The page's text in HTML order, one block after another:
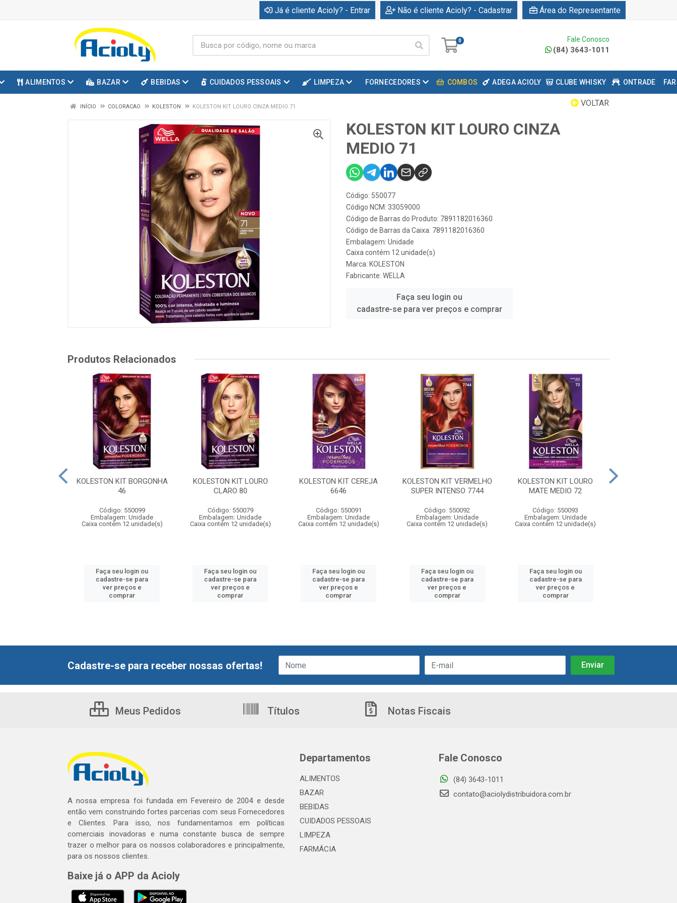
Já é cliente Acioly? - Entrar Não é cliente Acioly? - Cadastrar Área do Representante
0 Fale Conosco
(84) 3643-1011
ALIMENTOS BAZAR BEBIDAS CUIDADOS PESSOAIS LIMPEZA FORNECEDORES COMBOS ADEGA ACIOLY CLUBE WHISKY ONTRADE
VOLTAR
INÍCIO COLORACAO KOLESTON KOLESTON KIT LOURO CINZA MEDIO 71
KOLESTON KIT LOURO CINZA
MEDIO 71
Código: 550077
Código NCM: 33059000
Código de Barras do Produto: 7891182016360
Código de Barras da Caixa: 7891182016360
Embalagem: Unidade
Caixa contém 12 unidade(s)
Marca: KOLESTON
Fabricante: WELLA
Faça seu login ou
cadastre-se para ver preços e comprar
Produtos Relacionados
KOLESTON KIT BORGONHA
46
Código: 550099
Embalagem: Unidade
Caixa contém 12 unidade(s)
Faça seu login ou
cadastre-se para
ver preços e
comprar
KOLESTON KIT LOURO
CLARO 80
Código: 550079
Embalagem: Unidade
Caixa contém 12 unidade(s)
Faça seu login ou
cadastre-se para
ver preços e
comprar
KOLESTON KIT CEREJA
6646
Código: 550091
Embalagem: Unidade
Caixa contém 12 unidade(s)
Faça seu login ou
cadastre-se para
ver preços e
comprar
KOLESTON KIT VERMELHO
SUPER INTENSO 7744
Código: 550092
Embalagem: Unidade
Caixa contém 12 unidade(s)
Faça seu login ou
cadastre-se para
ver preços e
comprar
KOLESTON KIT LOURO
MATE MEDIO 72
Código: 550093
Embalagem: Unidade
Caixa contém 12 unidade(s)
Faça seu login ou
cadastre-se para
ver preços e
comprar
Cadastre-se para receber nossas ofertas!
Meus Pedidos Títulos Notas Fiscais
A nossa empresa foi fundada em Fevereiro de 2004 e desde
então vem construindo fortes parcerias com seus Fornecedores
e Clientes. Para isso, nos fundamentamos em políticas
comerciais inovadoras e numa constante busca de sempre
trazer o melhor para os nossos colaboradores e principalmente,
para os nossos clientes.
Baixe já o APP da Acioly
Departamentos
ALIMENTOS
BAZAR
BEBIDAS
CUIDADOS PESSOAIS
LIMPEZA
FARMÁCIA
Fale Conosco
(84) 3643-1011
contato@aciolydistribuidora.com.br